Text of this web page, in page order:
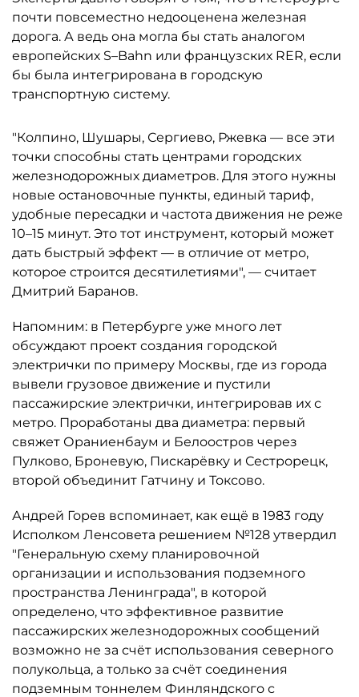
почти повсеместно недооценена железная
дорога. А ведь она могла бы стать аналогом
европейских S–Bahn или французских RER, если
бы была интегрирована в городскую
транспортную систему.
"Колпино, Шушары, Сергиево, Ржевка — все эти
точки способны стать центрами городских
железнодорожных диаметров. Для этого нужны
новые остановочные пункты, единый тариф,
удобные пересадки и частота движения не реже
10–15 минут. Это тот инструмент, который может
дать быстрый эффект — в отличие от метро,
которое строится десятилетиями", — считает
Дмитрий Баранов.
Напомним: в Петербурге уже много лет
обсуждают проект создания городской
электрички по примеру Москвы, где из города
вывели грузовое движение и пустили
пассажирские электрички, интегрировав их с
метро. Проработаны два диаметра: первый
свяжет Ораниенбаум и Белоостров через
Пулково, Броневую, Пискарёвку и Сестрорецк,
второй объединит Гатчину и Токсово.
Андрей Горев вспоминает, как ещё в 1983 году
Исполком Ленсовета решением №128 утвердил
"Генеральную схему планировочной
организации и использования подземного
пространства Ленинграда", в которой
определено, что эффективное развитие
пассажирских железнодорожных сообщений
возможно не за счёт использования северного
полукольца, а только за счёт соединения
подземным тоннелем Финляндского с